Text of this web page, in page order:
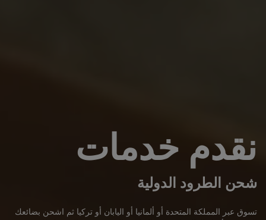
نقدم خدمات
شحن الطرود الدولية
تسوق عبر المملكة المتحدة أو ألمانيا أو اليابان أو تركيا ثم اشحن بضائعك